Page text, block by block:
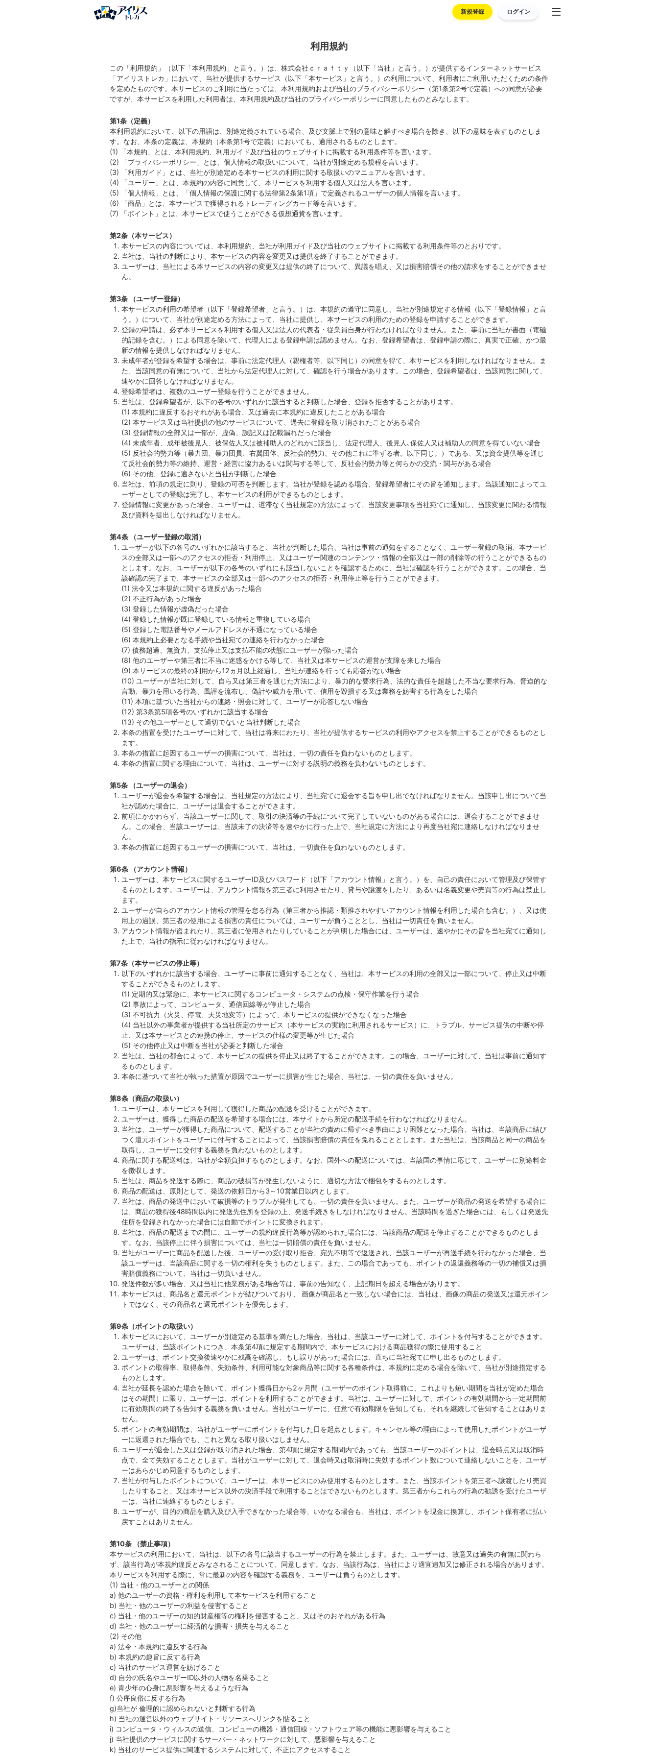
新規登録 ログイン
利用規約
この「利用規約」（以下「本利用規約」と言う。）は、株式会社ｃｒａｆｔｙ（以下「当社」と言う。）が提供するインターネットサービス
「アイリストレカ」において、当社が提供するサービス（以下「本サービス」と言う。）の利用について、利用者にご利用いただくための条件
を定めたものです。本サービスのご利用に当たっては、本利用規約および当社のプライバシーポリシー（第1条第2号で定義）への同意が必要
ですが、本サービスを利用した利用者は、本利用規約及び当社のプライバシーポリシーに同意したものとみなします。
第1条（定義）
本利用規約において、以下の用語は、別途定義されている場合、及び文脈上で別の意味と解すべき場合を除き、以下の意味を表すものとしま
す。なお、本条の定義は、本規約（本条第1号で定義）においても、適用されるものとします。
(1) 「本規約」とは、本利用規約、利用ガイド及び当社のウェブサイトに掲載する利用条件等を言います。
(2) 「プライバシーポリシー」とは、個人情報の取扱いについて、当社が別途定める規程を言います。
(3) 「利用ガイド」とは、当社が別途定める本サービスの利用に関する取扱いのマニュアルを言います。
(4) 「ユーザー」とは、本規約の内容に同意して、本サービスを利用する個人又は法人を言います。
(5) 「個人情報」とは、「個人情報の保護に関する法律第2条第1項」で定義されるユーザーの個人情報を言います。
(6) 「商品」とは、本サービスで獲得されるトレーディングカード等を言います。
(7) 「ポイント」とは、本サービスで使うことができる仮想通貨を言います。
第2条（本サービス）
本サービスの内容については、本利用規約、当社が利用ガイド及び当社のウェブサイトに掲載する利用条件等のとおりです。
当社は、当社の判断により、本サービスの内容を変更又は提供を終了することができます。
ユーザーは、当社による本サービスの内容の変更又は提供の終了について、異議を唱え、又は損害賠償その他の請求をすることができませ
ん。
第3条 （ユーザー登録）
本サービスの利用の希望者（以下「登録希望者」と言う。）は、本規約の遵守に同意し、当社が別途規定する情報（以下「登録情報」と言
う。）について、当社が別途定める方法によって、当社に提供し、本サービスの利用のための登録を申請することができます。
登録の申請は、必ず本サービスを利用する個人又は法人の代表者・従業員自身が行わなければなりません。また、事前に当社が書面（電磁
的記録を含む。）による同意を除いて、代理人による登録申請は認めません。なお、登録希望者は、登録申請の際に、真実で正確、かつ最
新の情報を提供しなければなりません。
未成年者が登録を希望する場合は、事前に法定代理人（親権者等、以下同じ）の同意を得て、本サービスを利用しなければなりません。ま
た、当該同意の有無について、当社から法定代理人に対して、確認を行う場合があります。この場合、登録希望者は、当該同意に関して、
速やかに回答しなければなりません。
登録希望者は、複数のユーザー登録を行うことができません。
当社は、登録希望者が、以下の各号のいずれかに該当すると判断した場合、登録を拒否することがあります。
(1) 本規約に違反するおそれがある場合、又は過去に本規約に違反したことがある場合
(2) 本サービス又は当社提供の他のサービスについて、過去に登録を取り消されたことがある場合
(3) 登録情報の全部又は一部が、虚偽、誤記又は記載漏れだった場合
(4) 未成年者、成年被後見人、被保佐人又は被補助人のどれかに該当し、法定代理人、後見人､保佐人又は補助人の同意を得ていない場合
(5) 反社会的勢力等（暴力団、暴力団員、右翼団体、反社会的勢力、その他これに準ずる者。以下同じ。）である、又は資金提供等を通じ
て反社会的勢力等の維持、運営・経営に協力あるいは関与する等して、反社会的勢力等と何らかの交流・関与がある場合
(6) その他、登録に適さないと当社が判断した場合
当社は、前項の規定に則り、登録の可否を判断します。当社が登録を認める場合、登録希望者にその旨を通知します。当該通知によってユ
ーザーとしての登録は完了し、本サービスの利用ができるものとします。
登録情報に変更があった場合、ユーザーは、遅滞なく当社規定の方法によって、当該変更事項を当社宛てに通知し、当該変更に関わる情報
及び資料を提出しなければなりません。
第4条 （ユーザー登録の取消）
ユーザーが以下の各号のいずれかに該当すると、当社が判断した場合、当社は事前の通知をすることなく、ユーザー登録の取消、本サービ
スの全部又は一部へのアクセスの拒否・利用停止、又はユーザー関連のコンテンツ・情報の全部又は一部の削除等の行うことができるもの
とします。なお、ユーザーが以下の各号のいずれにも該当しないことを確認するために、当社は確認を行うことができます。この場合、当
該確認の完了まで、本サービスの全部又は一部へのアクセスの拒否・利用停止等を行うことができます。
(1) 法令又は本規約に関する違反があった場合
(2) 不正行為があった場合
(3) 登録した情報が虚偽だった場合
(4) 登録した情報が既に登録している情報と重複している場合
(5) 登録した電話番号やメールアドレスが不通になっている場合
(6) 本規約上必要となる手続や当社宛ての連絡を行わなかった場合
(7) 債務超過、無資力、支払停止又は支払不能の状態にユーザーが陥った場合
(8) 他のユーザーや第三者に不当に迷惑をかける等して、当社又は本サービスの運営が支障を来した場合
(9) 本サービスの最終の利用から12ヵ月以上経過し、当社が連絡を行っても応答がない場合
(10) ユーザーが当社に対して、自ら又は第三者を通じた方法により、暴力的な要求行為、法的な責任を超越した不当な要求行為、脅迫的な
言動、暴力を用いる行為、風評を流布し、偽計や威力を用いて、信用を毀損する又は業務を妨害する行為をした場合
(11) 本項に基づいた当社からの連絡・照会に対して、ユーザーが応答しない場合
(12) 第3条第5項各号のいずれかに該当する場合
(13) その他ユーザーとして適切でないと当社判断した場合
本条の措置を受けたユーザーに対して、当社は将来にわたり、当社が提供するサービスの利用やアクセスを禁止することができるものとし
ます。
本条の措置に起因するユーザーの損害について、当社は、一切の責任を負わないものとします。
本条の措置に関する理由について、当社は、ユーザーに対する説明の義務を負わないものとします。
第5条 （ユーザーの退会）
ユーザーが退会を希望する場合は、当社規定の方法により、当社宛てに退会する旨を申し出でなければなりません。当該申し出について当
社が認めた場合に、ユーザーは退会することができます。
前項にかかわらず、当該ユーザーに関して、取引の決済等の手続について完了していないものがある場合には、退会することができませ
ん。この場合、当該ユーザーは、当該未了の決済等を速やかに行った上で、当社規定に方法により再度当社宛に連絡しなければなりませ
ん。
本条の措置に起因するユーザーの損害について、当社は、一切責任を負わないものとします。
第6条 （アカウント情報）
ユーザーは、本サービスに関するユーザーID及びパスワード（以下「アカウント情報」と言う。）を、自己の責任において管理及び保管す
るものとします。ユーザーは、アカウント情報を第三者に利用させたり、貸与や譲渡をしたり、あるいは名義変更や売買等の行為は禁止し
ます。
ユーザーが自らのアカウント情報の管理を怠る行為（第三者から推認・類推されやすいアカウント情報を利用した場合も含む。）、又は使
用上の過誤、第三者の使用による損害の責任については、ユーザーが負うこととし、当社は一切責任を負いません。
アカウント情報が盗まれたり、第三者に使用されたりしていることが判明した場合には、ユーザーは、速やかにその旨を当社宛てに通知し
た上で、当社の指示に従わなければなりません。
第7条（本サービスの停止等）
以下のいずれかに該当する場合、ユーザーに事前に通知することなく、当社は、本サービスの利用の全部又は一部について、停止又は中断
することができるものとします。
(1) 定期的又は緊急に、本サービスに関するコンピュータ・システムの点検・保守作業を行う場合
(2) 事故によって、コンピュータ、通信回線等が停止した場合
(3) 不可抗力（火災、停電、天災地変等）によって、本サービスの提供ができなくなった場合
(4) 当社以外の事業者が提供する当社所定のサービス（本サービスの実施に利用されるサービス）に、トラブル、サービス提供の中断や停
止、又は本サービスとの連携の停止、サービスの仕様の変更等が生じた場合
(5) その他停止又は中断を当社が必要と判断した場合
当社は、当社の都合によって、本サービスの提供を停止又は終了することができます。この場合、ユーザーに対して、当社は事前に通知す
るものとします。
本条に基づいて当社が執った措置が原因でユーザーに損害が生じた場合、当社は、一切の責任を負いません。
第8条（商品の取扱い）
ユーザーは、本サービスを利用して獲得した商品の配送を受けることができます。
ユーザーは、獲得した商品の配送を希望する場合には、本サイトから所定の配送手続を行わなければなりません。
当社は、ユーザーが獲得した商品について、配送することが当社の責めに帰すべき事由により困難となった場合、当社は、当該商品に結び
つく還元ポイントをユーザーに付与することによって、当該損害賠償の責任を免れることとします。また当社は、当該商品と同一の商品を
取得し、ユーザーに交付する義務を負わないものとします。
商品に関する配送料は、当社が全額負担するものとします。なお、国外への配送については、当該国の事情に応じて、ユーザーに別途料金
を徴収します。
当社は、商品を発送する際に、商品の破損等が発生しないように、適切な方法で梱包をするものとします。
商品の配送は、原則として、発送の依頼日から3～10営業日以内とします。
当社は、商品の発送中において破損等のトラブルが発生しても、一切の責任を負いません。また、ユーザーが商品の発送を希望する場合に
は、商品の獲得後48時間以内に発送先住所を登録の上、発送手続きをしなければなりません。当該時間を過ぎた場合には、もしくは発送先
住所を登録されなかった場合には自動でポイントに変換されます。
当社は、商品の配送までの間に、ユーザーの規約違反行為等が認められた場合には、当該商品の配送を停止することができるものとしま
す。なお、当該停止に伴う損害については、当社は一切賠償の責任を負いません。
当社がユーザーに商品を配送した後、ユーザーの受け取り拒否、宛先不明等で返送され、当該ユーザーが再送手続を行わなかった場合、当
該ユーザーは、当該商品に関する一切の権利を失うものとします。また、この場合であっても、ポイントの返還義務等の一切の補償又は損
害賠償義務について、当社は一切負いません。
発送件数が多い場合、又は当社に他業務がある場合等は、事前の告知なく、上記期日を超える場合があります。
本サービスは、商品名と還元ポイントが結びついており、 画像が商品名と一致しない場合には、当社は、画像の商品の発送又は還元ポイン
トではなく、その商品名と還元ポイントを優先します。
第9条（ポイントの取扱い）
本サービスにおいて、ユーザーが別途定める基準を満たした場合、当社は、当該ユーザーに対して、ポイントを付与することができます。
ユーザーは、当該ポイントにつき、本条第4項に規定する期間内で、本サービスにおける商品獲得の際に使用すること
ユーザーは、ポイント交換後速やかに残高を確認し、もし誤りがあった場合には、直ちに当社宛てに申し出るものとします。
ポイントの取得率、取得条件、失効条件、利用可能な対象商品等に関する各種条件は、本規約に定める場合を除いて、当社が別途指定する
ものとします。
当社が延長を認めた場合を除いて、ポイント獲得日から2ヶ月間（ユーザーのポイント取得前に、これよりも短い期間を当社が定めた場合
はその期間）に限り、ユーザーは、ポイントを利用することができます。当社は、ユーザーに対して、ポイントの有効期間から一定期間前
に有効期間の終了を告知する義務を負いません。当社がユーザーに、任意で有効期限を告知しても、それを継続して告知することはありま
せん。
ポイントの有効期間は、当社がユーザーにポイントを付与した日を起点とします。キャンセル等の理由によって使用したポイントがユーザ
ーに返還された場合でも、これと異なる取り扱いはしません。
ユーザーが退会した又は登録が取り消された場合、第4項に規定する期間内であっても、当該ユーザーのポイントは、退会時点又は取消時
点で、全て失効することとします。当社がユーザーに対して、退会時又は取消時に失効するポイント数について連絡しないことを、ユーザ
ーはあらかじめ同意するものとします。
当社が付与したポイントについて、ユーザーは、本サービスにのみ使用するものとします。また、当該ポイントを第三者へ譲渡したり売買
したりすること、又は本サービス以外の決済手段で利用することはできないものとします。第三者からこれらの行為の勧誘を受けたユーザ
ーは、当社に連絡するものとします。
ユーザーが、目的の商品を購入及び入手できなかった場合等、いかなる場合も、当社は、ポイントを現金に換算し、ポイント保有者に払い
戻すことはありません。
第10条 （禁止事項）
本サービスの利用において、当社は、以下の各号に該当するユーザーの行為を禁止します。また、ユーザーは、故意又は過失の有無に関わら
ず、該当行為が本規約違反とみなされることについて、同意します。なお、当該行為は、当社により適宜追加又は修正される場合があります。
本サービスを利用する際に、常に最新の内容を確認する義務を、ユーザーは負うものとします。
(1) 当社・他のユーザーとの関係
a) 他のユーザーの資格・権利を利用して本サービスを利用すること
b) 当社・他のユーザーの利益を侵害すること
c) 当社・他のユーザーの知的財産権等の権利を侵害すること、又はそのおそれがある行為
d) 当社・他のユーザーに経済的な損害・損失を与えること
(2) その他
a) 法令・本規約に違反する行為
b) 本規約の趣旨に反する行為
c) 当社のサービス運営を妨げること
d) 自分の氏名やユーザーID以外の人物を名乗ること
e) 青少年の心身に悪影響を与えるような行為
f) 公序良俗に反する行為
g)当社が 倫理的に認められないと判断する行為
h) 当社の運営以外のウェブサイト・リソースへリンクを貼ること
i) コンピュータ・ウィルスの送信、コンピューの機器・通信回線・ソフトウェア等の機能に悪影響を与えること
j) 当社提供のサービスに関するサーバー・ネットワークに対して、悪影響を与えること
k) 当社のサービス提供に関連するシステムに対して、不正にアクセスすること